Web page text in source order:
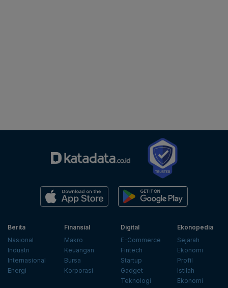
Berita
Nasional
Industri
Internasional
Energi
Finansial
Makro
Keuangan
Bursa
Korporasi
Digital
E-Commerce
Fintech
Startup
Gadget
Teknologi
Ekonopedia
Sejarah
Ekonomi
Profil
Istilah
Ekonomi